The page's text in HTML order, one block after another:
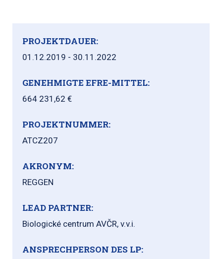
PROJEKTDAUER:
01.12.2019 - 30.11.2022
GENEHMIGTE EFRE-MITTEL:
664 231,62 €
PROJEKTNUMMER:
ATCZ207
AKRONYM:
REGGEN
LEAD PARTNER:
Biologické centrum AVČR, v.v.i.
ANSPRECHPERSON DES LP: